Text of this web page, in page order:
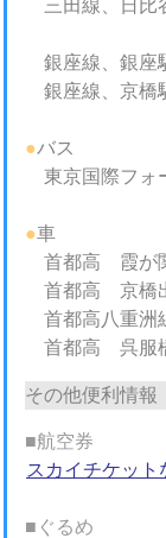
三田線、日比
銀座線、銀座
銀座線、京橋
●バス
東京国際フ
●車
首都高 霞が
首都高 京橋
首都高八重洲
首都高 呉服
その他便利情報
■航空券
スカイチケット
■ぐるめ